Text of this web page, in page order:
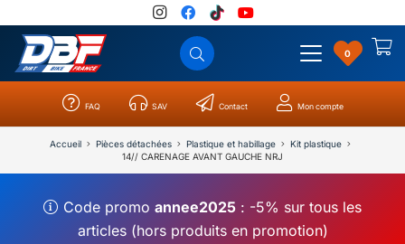
0
FAQ SAV Contact Mon compte
Accueil Pièces détachées Plastique et habillage
Kit plastique
14// CARENAGE AVANT GAUCHE NRJ
Code promoannee2025 : -5% sur tous les
articles (hors produits en promotion)
Catégories Résultats